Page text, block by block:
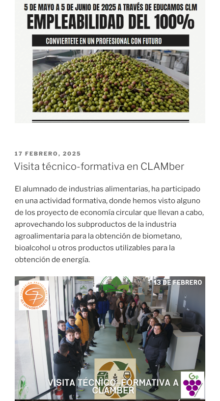
PUBLICADO
EL
17 FEBRERO, 2025
Visita técnico-formativa en CLAMber
El alumnado de industrias alimentarias, ha participado
en una actividad formativa, donde hemos visto alguno
de los proyecto de economía circular que llevan a cabo,
aprovechando los subproductos de la industria
agroalimentaria para la obtención de biometano,
bioalcohol u otros productos utilizables para la
obtención de energía.